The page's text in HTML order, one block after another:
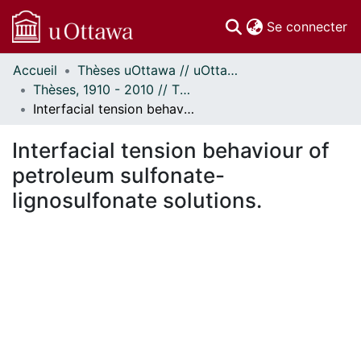
Se connecter
Communautés
et collections
Parcourir
À propos
Accueil
Thèses uOttawa // uOttawa Theses
Thèses, 1910 - 2010 // Theses, 1910 - 2010
Interfacial tension behaviour of petroleum sulfonate-lignosulfonate solutions.
Interfacial tension behaviour of
petroleum sulfonate-
lignosulfonate solutions.